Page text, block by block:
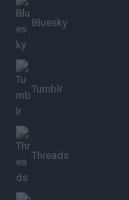
Bluesky
Tumblr
Threads